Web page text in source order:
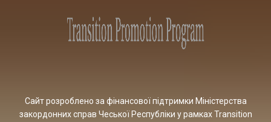
Сайт розроблено за фінансової підтримки Міністерства
закордонних справ Чеської Республіки у рамках Transition